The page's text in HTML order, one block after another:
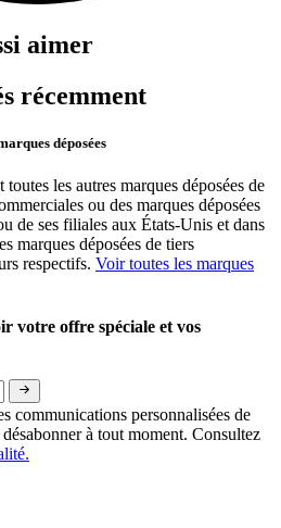
aimer
récemment
déposées
les autres marques déposées de
ou des marques déposées
de ses filiales aux États-Unis et dans
marques déposées de tiers
respectifs. Voir toutes les marques
votre offre spéciale et vos
communications personnalisées de
à tout moment. Consultez